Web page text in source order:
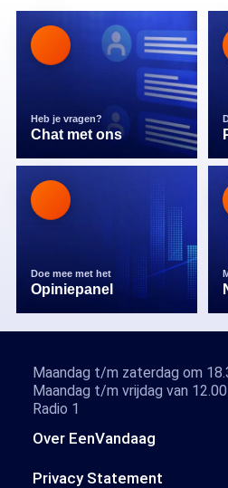
Heb je vragen?
Chat met ons
Doe mee met het
Opiniepanel
Over EenVandaag
Privacy Statement
Maandag t/m zaterdag om
Maandag t/m vrijdag van
Radio 1